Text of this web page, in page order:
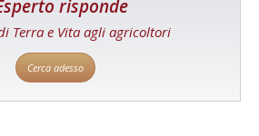
risponde
Terra e Vita agli agricoltori
Cerca adesso